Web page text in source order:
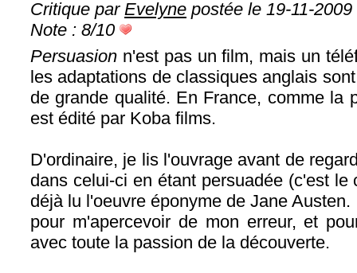
Critique par Evelyne postée le 19-11-
Note : 8/10
Persuasion n'est pas un film, mais un
les adaptations de classiques anglais
de grande qualité. En France, comme la
est édité par Koba films.
D'ordinaire, je lis l'ouvrage avant de
dans celui-ci en étant persuadée (c'est
déjà lu l'oeuvre éponyme de Jane
pour m'apercevoir de mon erreur, et
avec toute la passion de la découverte.